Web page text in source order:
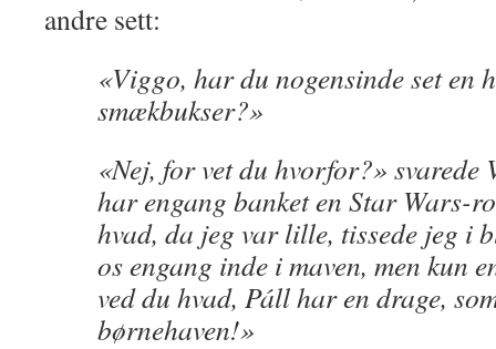
andre sett:
«Viggo, har du nogensinde set en
smækbukser?»
«Nej, for vet du hvorfor?» svarede
har engang banket en Star Wars-
hvad, da jeg var lille, tissede jeg i
os engang inde i maven, men kun
ved du hvad, Páll har en drage,
børnehaven!»